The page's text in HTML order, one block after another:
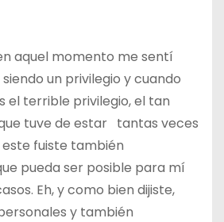
aquel momento me sentí
un privilegio y cuando
el terrible privilegio, el tan
tuve de estar tantas veces
fuiste también
pueda ser posible para mí
Eh, y como bien dijiste,
y también